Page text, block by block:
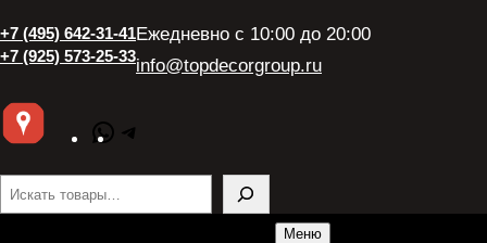
+7 (495) 642-31-41
+7 (925) 573-25-33
Ежедневно с 10:00 до 20:00
info@topdecorgroup.ru
WhatsApp
Поиск
Меню